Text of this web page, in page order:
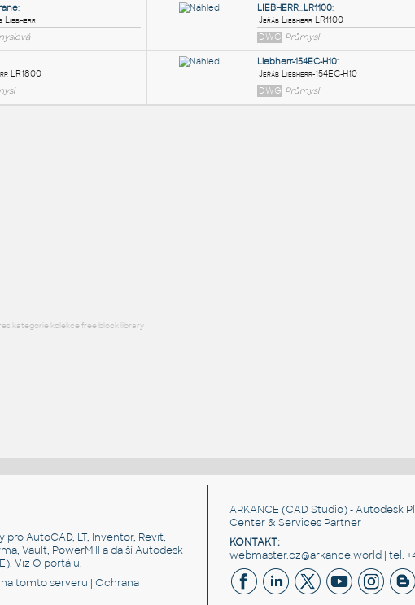
kategorie kolekce free block library
AutoCAD, LT, Inventor, Revit,
Vault, PowerMill a další Autodesk
VizO portálu.
na tomto serveru |Ochrana
ARKANCE (CAD Studio) - Autodesk
Center & Services Partner
KONTAKT:
webmaster.cz@arkance.world | tel.